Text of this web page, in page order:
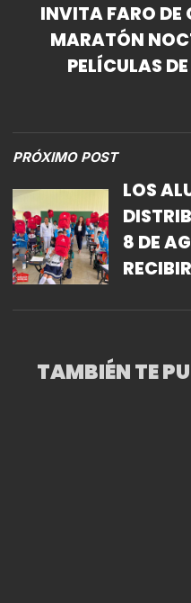
INVITA FARO DE
MARATÓN
PELÍCULAS
PRÓXIMO POST
LOS
8 DE
TAMBIÉN TE